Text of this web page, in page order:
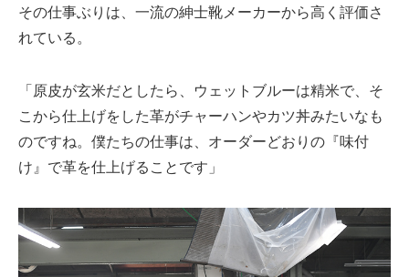
その仕事ぶりは、一流の紳士靴メーカーから高く評価さ
れている。
「原皮が玄米だとしたら、ウェットブルーは精米で、そ
こから仕上げをした革がチャーハンやカツ丼みたいなも
のですね。僕たちの仕事は、オーダーどおりの『味付
け』で革を仕上げることです」